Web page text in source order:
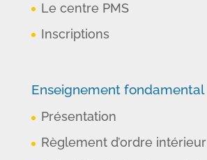
Le centre PMS
Inscriptions
Enseignement fondamental
Présentation
Règlement d’ordre intérieur